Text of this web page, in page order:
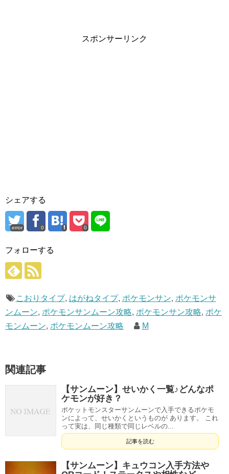
スポンサーリンク
シェアする
error 0 0
フォローする
こおりタイプ, はがねタイプ, ポケモンサン, ポケモンサ
ンムーン, ポケモンサンムーン攻略, ポケモンサン攻略, ポケ
モンムーン, ポケモンムーン攻略 M
関連記事
【サンムーン】せいかく一覧♪どんなポ
ケモンが好き？
ポケットモンスターサンムーンで入手できるポケモ
ンによって、せいかくというものが あります。 これ
って実は、同じ種類で同じレベルの...
記事を読む
【サンムーン】キュウコン入手方法や